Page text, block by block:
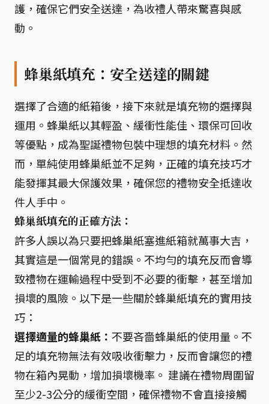
護，確保它們安全送達，為收禮人帶來驚喜與感
動。
蜂巢紙填充：安全送達的關鍵
選擇了合適的紙箱後，接下來就是填充物的選擇與
運用。蜂巢紙以其輕盈、緩衝性能佳、環保可回收
等優點，成為聖誕禮物包裝中理想的填充材料。然
而，單純使用蜂巢紙並不足夠，正確的填充技巧才
能發揮其最大保護效果，確保您的禮物安全抵達收
件人手中。
蜂巢紙填充的正確方法：
許多人誤以為只要把蜂巢紙塞進紙箱就萬事大吉，
其實這是一個常見的錯誤。不均勻的填充反而會導
致禮物在運輸過程中受到不必要的衝擊，甚至增加
損壞的風險。以下是一些關於蜂巢紙填充的實用技
巧：
選擇適量的蜂巢紙： 不要吝嗇蜂巢紙的使用量。不
足的填充物無法有效吸收衝擊力，反而會讓您的禮
物在箱內晃動，增加損壞機率。 建議在禮物周圍留
至少2-3公分的緩衝空間，確保禮物不會直接接觸